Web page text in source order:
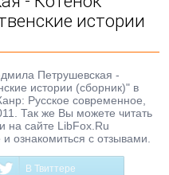
истории
Петрушевская -
истории (сборник)" в
Русское современное,
Так же Вы можете читать
на сайте LibFox.Ru
ознакомиться с отзывами.
В Твиттере